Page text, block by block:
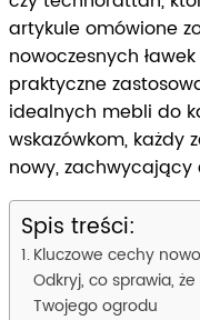
artykule omówione
nowoczesnych
praktyczne
idealnych mebli do
wskazówkom, każdy
nowy, zachwycający
Spis treści:
Kluczowe cechy
Odkryj, co sprawia,
Twojego ogrodu